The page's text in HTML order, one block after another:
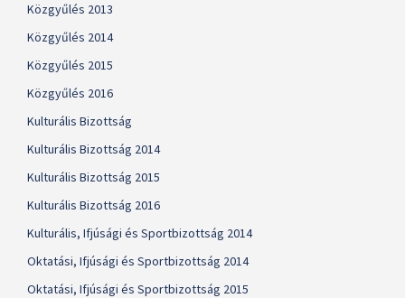
Közgyűlés 2013
Közgyűlés 2014
Közgyűlés 2015
Közgyűlés 2016
Kulturális Bizottság
Kulturális Bizottság 2014
Kulturális Bizottság 2015
Kulturális Bizottság 2016
Kulturális, Ifjúsági és Sportbizottság 2014
Oktatási, Ifjúsági és Sportbizottság 2014
Oktatási, Ifjúsági és Sportbizottság 2015